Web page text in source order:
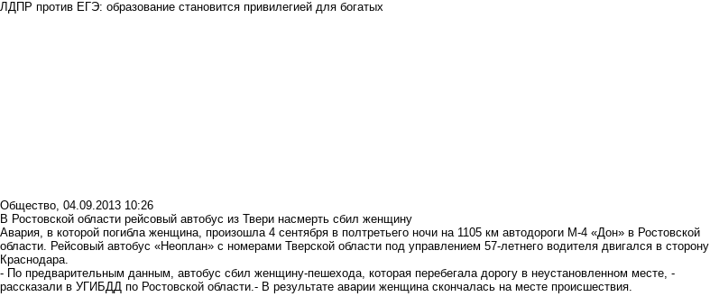
ЛДПР против ЕГЭ: образование становится привилегией для богатых
Общество, 04.09.2013 10:26
В Ростовской области рейсовый автобус из Твери насмерть сбил женщину
Авария, в которой погибла женщина, произошла 4 сентября в полтретьего ночи на 1105 км автодороги М-4 «Дон» в Ростовской
области. Рейсовый автобус «Неоплан» с номерами Тверской области под управлением 57-летнего водителя двигался в сторону
Краснодара.
- По предварительным данным, автобус сбил женщину-пешехода, которая перебегала дорогу в неустановленном месте, -
рассказали в УГИБДД по Ростовской области.- В результате аварии женщина скончалась на месте происшествия.